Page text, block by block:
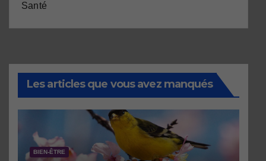
Santé
Les articles que vous avez manqués
BIEN-ÊTRE